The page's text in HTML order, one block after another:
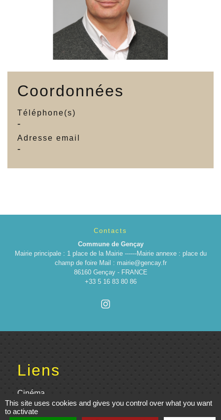
Coordonnées
Téléphone(s)
-
Adresse email
-
Contacts
Commune de Gençay
Mairie principale : 1 place de la Mairie ------Mairie annexe : place du
champ de foire Mail : mairie@gencay.fr
86160 Gençay - FRANCE
+33 5 16 83 80 86
Liens
Cinéma
Office de tourisme du Civraisien
This site uses cookies and gives you control over what you want
to activate